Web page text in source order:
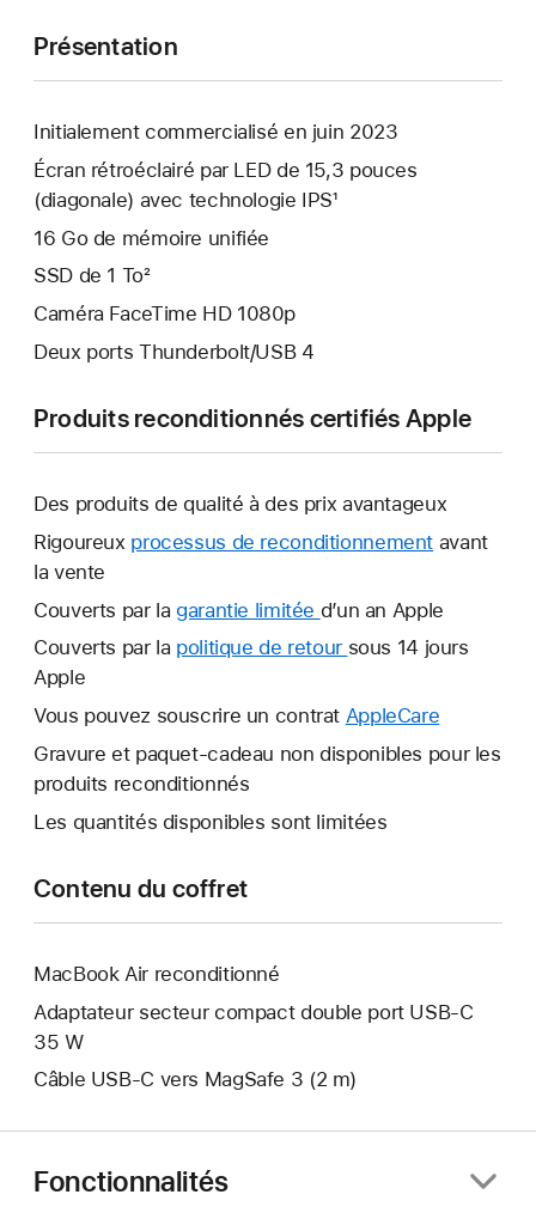
Présentation
Initialement commercialisé en juin 2023
Écran rétroéclairé par LED de 15,3 pouces
(diagonale) avec technologie IPS¹
16 Go de mémoire unifiée
SSD de 1 To²
Caméra FaceTime HD 1080p
Deux ports Thunderbolt/USB 4
Produits reconditionnés certifiés Apple
Des produits de qualité à des prix avantageux
Rigoureux processus de reconditionnement avant
la vente
Couverts par la garantie limitée Une
nouvelle
d’un an Apple
Couverts par la politique de retour Une
fenêtre
sous 14 jours
Apple
Vous pouvez souscrire un contrat AppleCare
nouvelle
Gravure et paquet-cadeau non disponibles pour les
produits reconditionnés
Les quantités disponibles sont limitées
Contenu du coffret
MacBook Air reconditionné
Adaptateur secteur compact double port USB-C
35 W
Câble USB-C vers MagSafe 3 (2 m)
Fonctionnalités